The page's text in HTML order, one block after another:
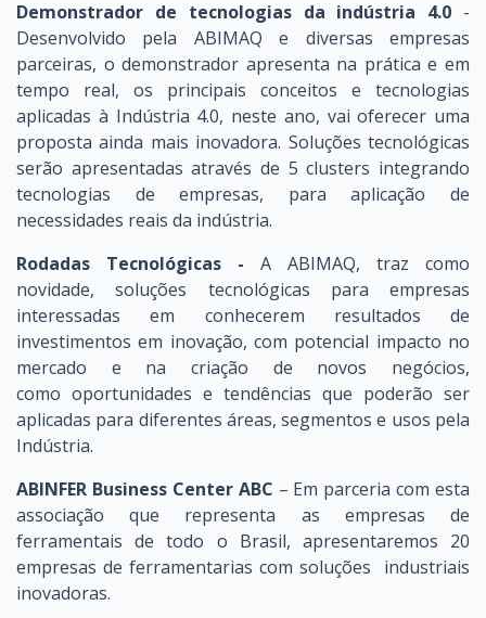
Demonstrador de tecnologias da indústria 4.0 -
Desenvolvido pela ABIMAQ e diversas empresas
parceiras, o demonstrador apresenta na prática e em
tempo real, os principais conceitos e tecnologias
aplicadas à Indústria 4.0, neste ano, vai oferecer uma
proposta ainda mais inovadora. Soluções tecnológicas
serão apresentadas através de 5 clusters integrando
tecnologias de empresas, para aplicação de
necessidades reais da indústria.
Rodadas Tecnológicas - A ABIMAQ, traz como
novidade, soluções tecnológicas para empresas
interessadas em conhecerem resultados de
investimentos em inovação, com potencial impacto no
mercado e na criação de novos negócios,
como oportunidades e tendências que poderão ser
aplicadas para diferentes áreas, segmentos e usos pela
Indústria.
ABINFER Business Center ABC – Em parceria com esta
associação que representa as empresas de
ferramentais de todo o Brasil, apresentaremos 20
empresas de ferramentarias com soluções industriais
inovadoras.